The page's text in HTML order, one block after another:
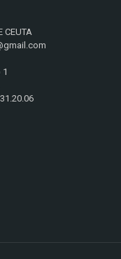
CEUTA
1